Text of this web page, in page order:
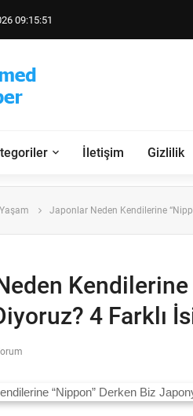
09:15:52
İletişim Gizlilik
Yaşam Japonlar Neden Kendilerine
Kendilerine
4 Farklı